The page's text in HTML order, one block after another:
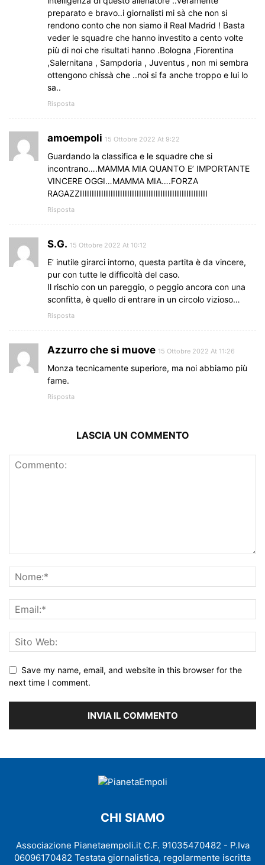
preparato e bravo..i giornalisti mi sà che non si
rendono conto che non siamo il Real Madrid ! Basta
veder le squadre che hanno investito a cento volte
più di noi che risultati hanno .Bologna ,Fiorentina
,Salernitana , Sampdoria , Juventus , non mi sembra
ottengono chissà che ..noi si fa anche troppo e lui lo
sa..
Risposta
amoempoli 15 Ottobre 2022 At 9:22
Guardando la classifica e le squadre che si
incontrano….MAMMA MIA QUANTO E’ IMPORTANTE
VINCERE OGGI…MAMMA MIA….FORZA
RAGAZZIIIIIIIIIIIIIIIIIIIIIIIIIIIIIIIIIIIIIIIIIIIIIIIIIIIIII
Risposta
S.G. 15 Ottobre 2022 At 10:12
E’ inutile girarci intorno, questa partita è da vincere,
pur con tutte le difficoltà del caso.
Il rischio con un pareggio, o peggio ancora con una
sconfitta, è quello di entrare in un circolo vizioso…
Risposta
Azzurro che si muove 15 Ottobre 2022 At 11:26
Monza tecnicamente superiore, ma noi abbiamo più
fame.
Risposta
LASCIA UN COMMENTO
Save my name, email, and website in this browser for the
next time I comment.
CHI SIAMO
Associazione Pianetaempoli.it C.F. 91035470482 - P.Iva
06096170482 Testata giornalistica, regolarmente iscritta